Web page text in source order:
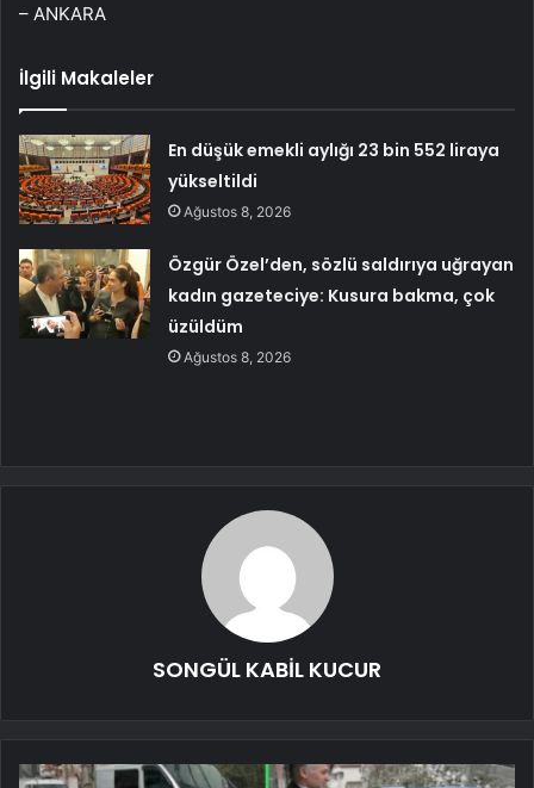
– ANKARA
İlgili Makaleler
En düşük emekli aylığı 23 bin 552 liraya
yükseltildi
Ağustos 8, 2026
Özgür Özel’den, sözlü saldırıya uğrayan
kadın gazeteciye: Kusura bakma, çok
üzüldüm
Ağustos 8, 2026
SONGÜL KABİL KUCUR